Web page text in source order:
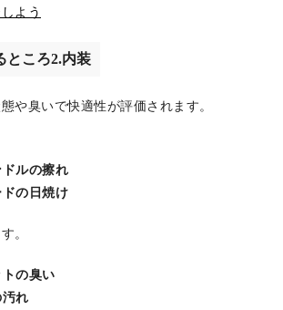
よう
ところ2.内装
や臭いで快適性が評価されます。
ルの擦れ
の日焼け
。
の臭い
れ